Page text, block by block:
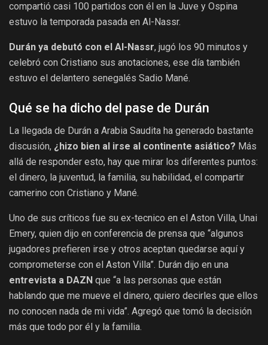
compartió casi 100 partidos con él en la Juve y Ospina
estuvo la temporada pasada en Al-Nassr.
Durán ya debutó con el Al-Nassr, jugó los 90 minutos y
celebró con Cristiano sus anotaciones, ese día también
estuvo el delantero senegalés Sadio Mané.
Qué se ha dicho del pase de Durán
La llegada de Durán a Arabia Saudita ha generado bastante
discusión, ¿hizo bien al irse al continente asiático? Más
allá de responder esto, hay que mirar los diferentes puntos:
el dinero, la juventud, la familia, su habilidad, el compartir
camerino con Cristiano y Mané.
Uno de sus críticos fue su ex-tecnico en el Aston Villa, Unai
Emery, quien dijo en conferencia de prensa que “algunos
jugadores prefieren irse y otros aceptan quedarse aquí y
comprometerse con el Aston Villa”. Durán dijo en una
entrevista a DAZN que “a las personas que están
hablando que me mueve el dinero, quiero decirles que ellos
no conocen nada de mi vida”. Agregó que tomó la decisión
más que todo por él y la familia.